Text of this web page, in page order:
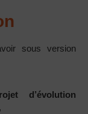
sous version
d’évolution
,